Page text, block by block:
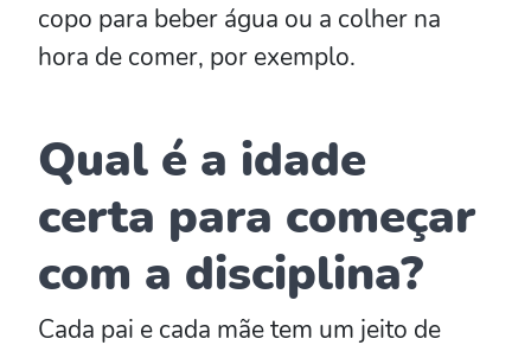
copo para beber água ou a colher na
hora de comer, por exemplo.
Qual é a idade
certa para começar
com a disciplina?
Cada pai e cada mãe tem um jeito de